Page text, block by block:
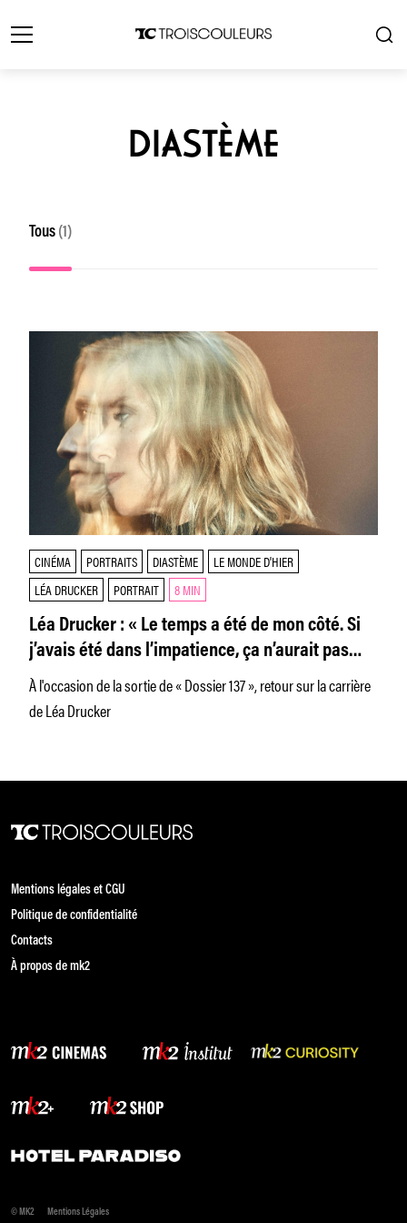
DIASTÈME
Tous (1)
CINÉMA PORTRAITS DIASTÈME
LE MONDE D'HIER
LÉA DRUCKER
PORTRAIT 8 MIN
Léa Drucker : « Le temps a été de mon côté. Si
j’avais été dans l’impatience, ça n’aurait pas
marché »
À l'occasion de la sortie de « Dossier 137 », retour sur la carrière
de Léa Drucker
Mentions légales et CGU
Politique de confidentialité
Contacts
À propos de mk2
© MK2 Mentions Légales